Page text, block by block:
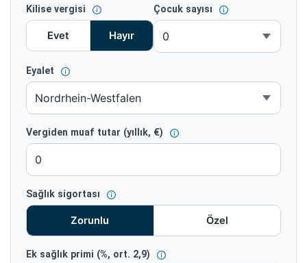
Kilise vergisi
Evet Hayır
Çocuk sayısı
Eyalet
Vergiden muaf tutar (yıllık, €)
Sağlık sigortası
Zorunlu Özel
Ek sağlık primi (%, ort. 2,9)